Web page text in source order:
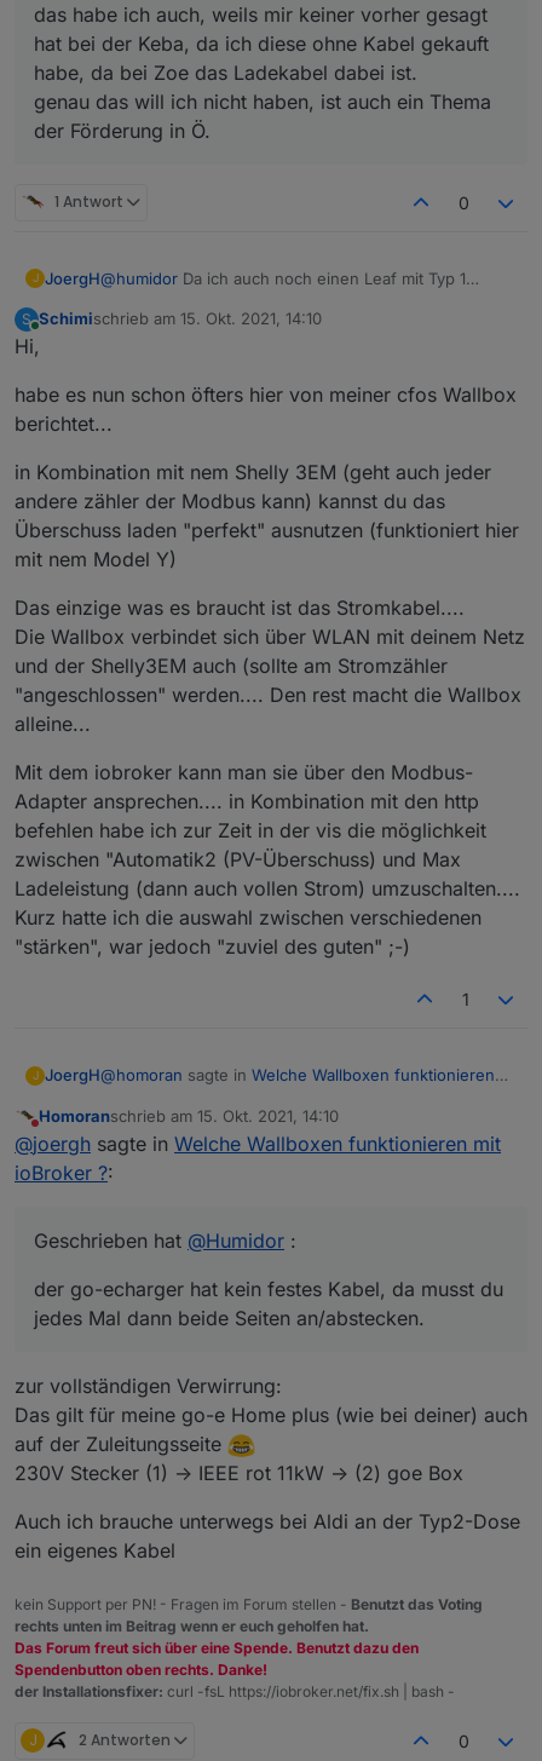
das habe ich auch, weils mir keiner vorher gesagt
hat bei der Keba, da ich diese ohne Kabel gekauft
habe, da bei Zoe das Ladekabel dabei ist.
genau das will ich nicht haben, ist auch ein Thema
der Förderung in Ö.
1 Antwort 0
J JoergH@humidor Da ich auch noch einen Leaf mit Typ 1
habe ich gerne ein Kabel im Auto, da viele Ladestellen
Der go-e charger ist in Österreich förderfähig, hat mit
S Schimischrieb am 15. Okt. 2021, 14:10
zuletzt editiert von
Hi,
habe es nun schon öfters hier von meiner cfos Wallbox
berichtet...
in Kombination mit nem Shelly 3EM (geht auch jeder
andere zähler der Modbus kann) kannst du das
Überschuss laden "perfekt" ausnutzen (funktioniert hier
mit nem Model Y)
Das einzige was es braucht ist das Stromkabel....
Die Wallbox verbindet sich über WLAN mit deinem Netz
und der Shelly3EM auch (sollte am Stromzähler
"angeschlossen" werden.... Den rest macht die Wallbox
alleine...
Mit dem iobroker kann man sie über den Modbus-
Adapter ansprechen.... in Kombination mit den http
befehlen habe ich zur Zeit in der vis die möglichkeit
zwischen "Automatik2 (PV-Überschuss) und Max
Ladeleistung (dann auch vollen Strom) umzuschalten....
Kurz hatte ich die auswahl zwischen verschiedenen
"stärken", war jedoch "zuviel des guten" ;-)
1
J JoergH@homoran sagte in Welche Wallboxen funktionieren
@joerghsagte inWelche Wallboxen funktionieren
förderfähig, hat mit dem Kabel wohl nichts
Nicht Kabel mit Kabel verwechseln ;-)
In Deutschland ist nur der 11kW goe förderfähig,
der eine feste Zuleitung(!!) hat
mit dem Ladekabel hat das nichts zu tun
Genau. Geschrieben hat
der go-echarger hat kein festes Kabel, da musst
das habe ich auch, weils mir keiner vorher gesagt
hat bei der Keba, da ich diese ohne Kabel gekauft
Thema der Förderung in Ö.
Nicht stören
Homoranschrieb am 15. Okt. 2021, 14:10
zuletzt editiert von
@joergh sagte in Welche Wallboxen funktionieren mit
ioBroker ?:
Geschrieben hat @Humidor :
der go-echarger hat kein festes Kabel, da musst du
jedes Mal dann beide Seiten an/abstecken.
zur vollständigen Verwirrung:
Das gilt für meine go-e Home plus (wie bei deiner) auch
auf der Zuleitungsseite
230V Stecker (1) -> IEEE rot 11kW -> (2) goe Box
Auch ich brauche unterwegs bei Aldi an der Typ2-Dose
ein eigenes Kabel
kein Support per PN! - Fragen im Forum stellen - Benutzt das Voting
rechts unten im Beitrag wenn er euch geholfen hat.
Das Forum freut sich über eine Spende. Benutzt dazu den
Spendenbutton oben rechts. Danke!
der Installationsfixer: curl -fsL https://iobroker.net/fix.sh | bash -
J 2 Antworten 0